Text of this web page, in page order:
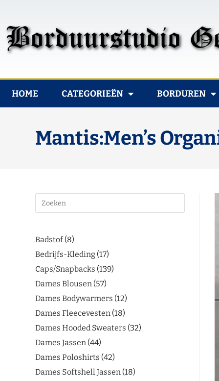
HOME CATEGORIEËN BORDUREN
Mantis:Men’s
Badstof 8
Bedrijfs-Kleding 17
Caps/Snapbacks 139
Dames Blousen 57
Dames Bodywarmers 12
Dames Fleecevesten 18
Dames Hooded Sweaters 32
Dames Jassen 44
Dames Poloshirts 42
Dames Softshell Jassen 18